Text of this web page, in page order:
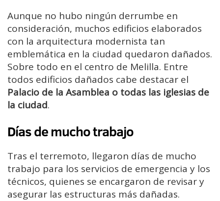
Aunque no hubo ningún derrumbe en
consideración, muchos edificios elaborados
con la arquitectura modernista tan
emblemática en la ciudad quedaron dañados.
Sobre todo en el centro de Melilla. Entre
todos edificios dañados cabe destacar el
Palacio de la Asamblea o todas las iglesias de
la ciudad.
Días de mucho trabajo
Tras el terremoto, llegaron días de mucho
trabajo para los servicios de emergencia y los
técnicos, quienes se encargaron de revisar y
asegurar las estructuras más dañadas.